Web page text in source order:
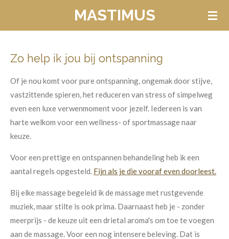
de
hoofdinhoud
MASTIMUS
Zo help ik jou bij ontspanning
Of je nou komt voor pure ontspanning, ongemak door stijve,
vastzittende spieren, het reduceren van stress of simpelweg
even een luxe verwenmoment voor jezelf. Iedereen is van
harte welkom voor een wellness- of sportmassage naar
keuze.
Voor een prettige en ontspannen behandeling heb ik een
aantal regels opgesteld. Fijn als je die vooraf even doorleest.
Bij elke massage begeleid ik de massage met rustgevende
muziek, maar stilte is ook prima. Daarnaast heb je - zonder
meerprijs - de keuze uit een drietal aroma's om toe te voegen
aan de massage. Voor een nog intensere beleving. Dat is